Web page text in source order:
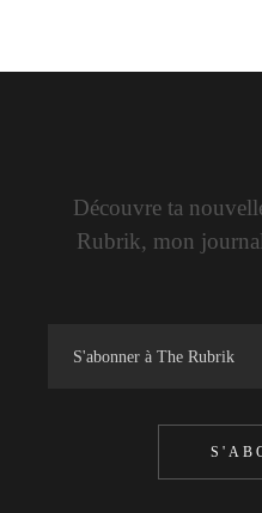
Découvre ta
Rubrik, mon